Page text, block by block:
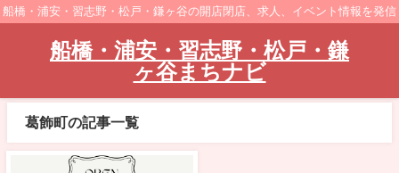
船橋・浦安・習志野・松戸・鎌ヶ谷の開店閉店、求人、イベント情報を発信
船橋・浦安・習志野・松戸・鎌
ヶ谷まちナビ
葛飾町の記事一覧